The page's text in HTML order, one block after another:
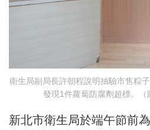
衛生局副局長許朝程說明抽驗市售粽
發現1件蘿蔔防腐劑超標。（
新北市衛生局於端午節前